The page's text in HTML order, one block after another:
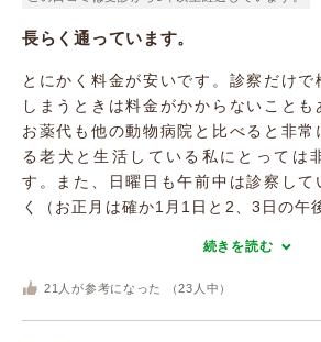
長らく通っています。
とにかく料金が安いです。診察だけで
しまうときは料金がかからないこと
お薬代も他の動物病院と比べると非常
る老犬と生活している私にとっては
す。また、日曜日も午前中は診察して
く（お正月は確か1月1日と2、3日の午
続きを読む
21 人が参考になった （23 人中）